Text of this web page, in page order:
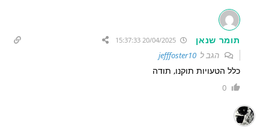
תומר שנאן
הגב לjefffoster10
כלל הטעויות תוקנו, תודה
0